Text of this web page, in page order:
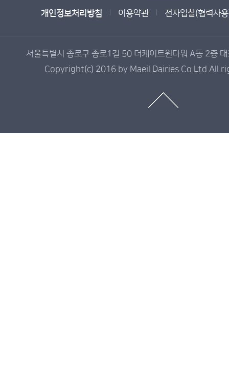
개인정보처리방침 이용약관 전자입찰(협력사
서울특별시 종로구 종로1길 50 더케이트윈타워 A동 2층
Copyright(c) 2016 by Maeil Dairies Co.Ltd All